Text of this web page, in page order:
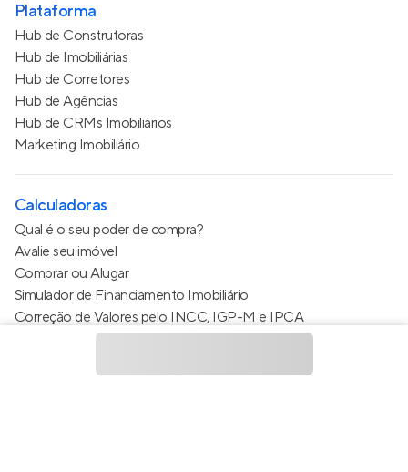
Plataforma
Hub de Construtoras
Hub de Imobiliárias
Hub de Corretores
Hub de Agências
Hub de CRMs Imobiliários
Marketing Imobiliário
Calculadoras
Qual é o seu poder de compra?
Avalie seu imóvel
Comprar ou Alugar
Simulador de Financiamento Imobiliário
Correção de Valores pelo INCC, IGP-M e IPCA
Estimativa de valor do condomínio